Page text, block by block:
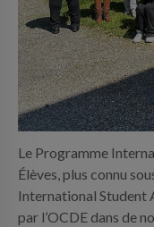
Le Programme
Élèves, plus connu
International Student
par l’OCDE dans de